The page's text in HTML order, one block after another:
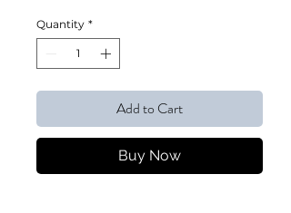
Quantity *
Add to Cart
Buy Now